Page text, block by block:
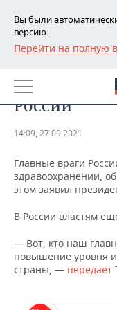
Вы были
версию.
Перейти на полную
РЕГИОНЫ
БАШКОРТОСТАН
ТАТАРСТАН
НОВОСТИ
АНАЛИТИКА
ДЕКЛАРАЦИИ О
ВУЗЫ
КОМУ
НОВОСТИ
БАНКИ
БЮДЖЕТ
ИНВЕСТИЦИИ
АГРОПРОМ
НОВОСТИ
АВТО
НОВОСТИ АВТО
БИЗНЕС
НОВОСТИ
ТЕХНОЛОГИИ
Путин
России
14:09, 27.09.2021
Главные враги
здравоохранении,
этом заявил
В России властям
— Вот, кто наш
повышение уровня
страны, — передает